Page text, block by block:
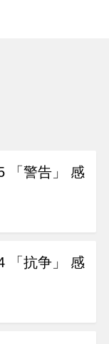
「警告」 感
「抗争」 感